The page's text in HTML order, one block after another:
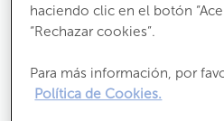
10,21 2 útiles
Año construcción:1973
Consumo:
461,2 kW h m
haciendo clic en el botón
“Rechazar cookies”.
Para más información, por
Política de Cookies.